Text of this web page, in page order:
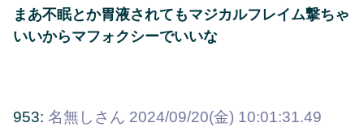
まあ不眠とか胃液されてもマジカルフレイム撃ちゃ
いいからマフォクシーでいいな
953: 名無しさん 2024/09/20(金) 10:01:31.49